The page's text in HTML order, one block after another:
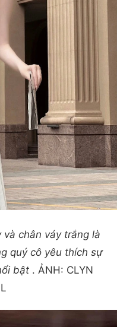
chân váy trắng là
quý cô yêu thích sự
bật . ẢNH: CLYN